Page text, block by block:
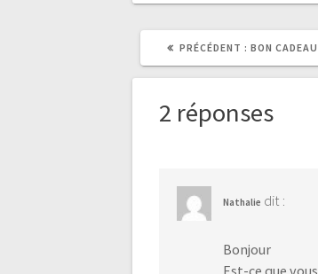
PRÉCÉDENT : ARTICLE
BON CADEAU
2 réponses
Nathalie dit :
Bonjour
Est-ce que